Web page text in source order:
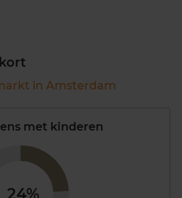
in Amsterdam
met kinderen
24%